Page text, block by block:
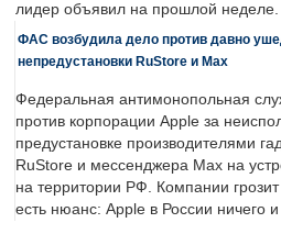
лидер объявил на прошлой неделе.
ФАС возбудила дело против давно
непредустановки RuStore и Max
Федеральная антимонопольная
против корпорации Apple за
предустановке производителями
RuStore и мессенджера Max на
на территории РФ. Компании
есть нюанс: Apple в России ничего